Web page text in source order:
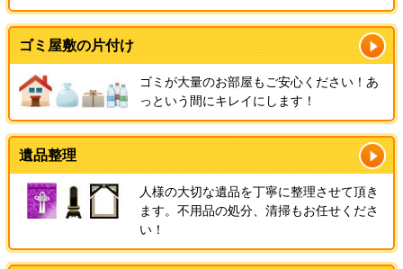
ゴミ屋敷の片付け
ゴミが大量のお部屋もご安心ください！あ
っという間にキレイにします！
遺品整理
人様の大切な遺品を丁寧に整理させて頂き
ます。不用品の処分、清掃もお任せくださ
い！